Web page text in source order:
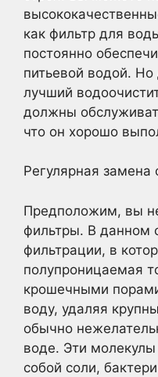
как фильтр для
постоянно
питьевой водой.
лучший
должны
что он хорошо
Регулярная замена
Предположим, вы
фильтры. В данном
фильтрации, в
полупроницаемая
крошечными
воду, удаляя
обычно
воде. Эти
собой соли,